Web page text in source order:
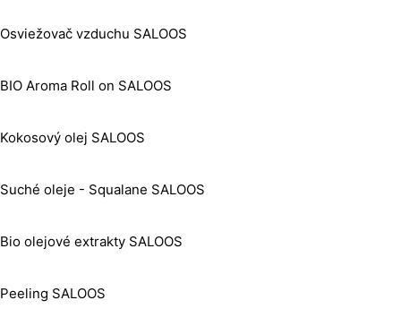
Osviežovač vzduchu SALOOS
BIO Aroma Roll on SALOOS
Kokosový olej SALOOS
Suché oleje - Squalane SALOOS
Bio olejové extrakty SALOOS
Peeling SALOOS